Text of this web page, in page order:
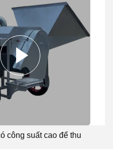
công suất cao để thu